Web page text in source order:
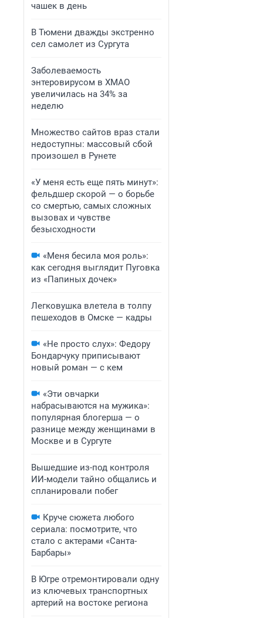
чашек в день
В Тюмени дважды экстренно
сел самолет из Сургута
Заболеваемость
энтеровирусом в ХМАО
увеличилась на 34% за
неделю
Множество сайтов враз стали
недоступны: массовый сбой
произошел в Рунете
«У меня есть еще пять минут»:
фельдшер скорой — о борьбе
со смертью, самых сложных
вызовах и чувстве
безысходности
«Меня бесила моя роль»:
как сегодня выглядит Пуговка
из «Папиных дочек»
Легковушка влетела в толпу
пешеходов в Омске — кадры
«Не просто слух»: Федору
Бондарчуку приписывают
новый роман — с кем
«Эти овчарки
набрасываются на мужика»:
популярная блогерша — о
разнице между женщинами в
Москве и в Сургуте
Вышедшие из-под контроля
ИИ-модели тайно общались и
спланировали побег
Круче сюжета любого
сериала: посмотрите, что
стало с актерами «Санта-
Барбары»
В Югре отремонтировали одну
из ключевых транспортных
артерий на востоке региона